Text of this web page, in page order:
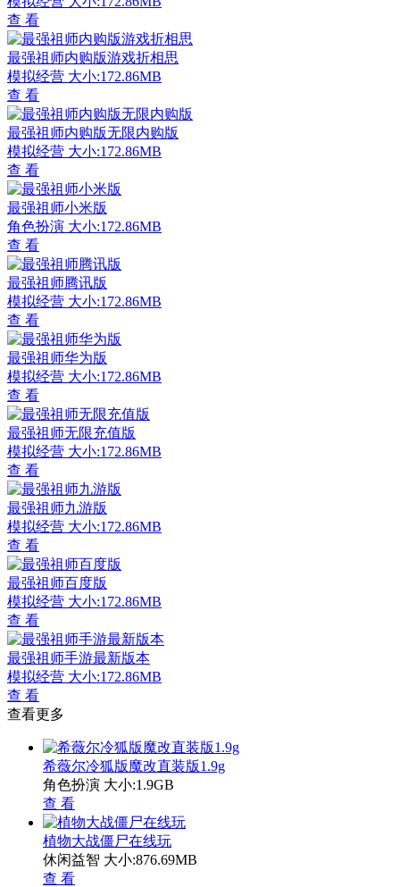
查 看
最强祖师内购版游戏折相思
模拟经营 大小:172.86MB
查 看
最强祖师内购版无限内购版
模拟经营 大小:172.86MB
查 看
最强祖师小米版
角色扮演 大小:172.86MB
查 看
最强祖师腾讯版
模拟经营 大小:172.86MB
查 看
最强祖师华为版
模拟经营 大小:172.86MB
查 看
最强祖师无限充值版
模拟经营 大小:172.86MB
查 看
最强祖师九游版
模拟经营 大小:172.86MB
查 看
最强祖师百度版
模拟经营 大小:172.86MB
查 看
最强祖师手游最新版本
模拟经营 大小:172.86MB
查 看
查看更多
希薇尔冷狐版魔改直装版1.9g
角色扮演 大小:1.9GB
查 看
植物大战僵尸在线玩
休闲益智 大小:876.69MB
查 看